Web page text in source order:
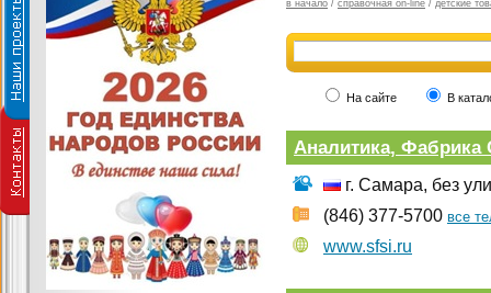
в начало / справочная on-line / детские
На сайте В
Аналитика, Фабрика
г. Самара, без
(846) 377-5700 все
www.sfsi.ru